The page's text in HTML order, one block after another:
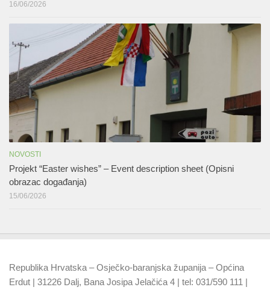
16/06/2026
NOVOSTI
Projekt “Easter wishes” – Event description sheet (Opisni
obrazac događanja)
15/06/2026
Republika Hrvatska – Osječko-baranjska županija – Općina
Erdut | 31226 Dalj, Bana Josipa Jelačića 4 | tel: 031/590 111 |